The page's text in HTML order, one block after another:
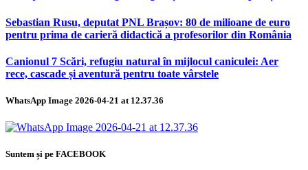
Sebastian Rusu, deputat PNL Brașov: 80 de milioane de euro
pentru prima de carieră didactică a profesorilor din România
Canionul 7 Scări, refugiu natural în mijlocul caniculei: Aer
rece, cascade și aventură pentru toate vârstele
WhatsApp Image 2026-04-21 at 12.37.36
Suntem și pe FACEBOOK